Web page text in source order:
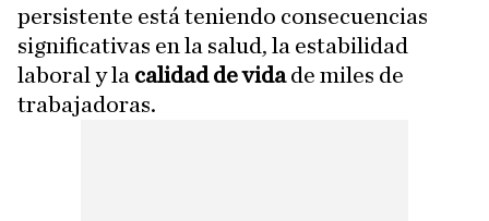
persistente está teniendo consecuencias
significativas en la salud, la estabilidad
laboral y la calidad de vidade miles de
trabajadoras.